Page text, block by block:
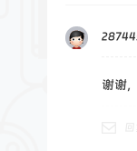
谢谢